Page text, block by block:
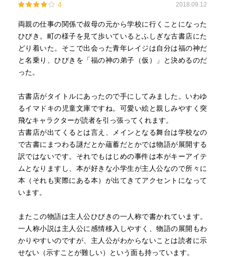
4 2018.09.12
両親の仕事の関係で叔母の元から学校に行くことになった
ひびき。町の様子を見て歩いているとふしぎな古書店にた
どり着いた。そこで出会った青年レイジは自分は福の神だ
と名乗り、ひびきを「福の神の弟子（仮）」と決めるのだ
った。
古書店がタイトルにあったので手にしてみました。いわゆ
るイマドキの児童文庫ですね。可愛い絵と親しみやすく突
飛なキャラクターが読者を引っ張ってくれます。
古書店が出てくるとは言え、メインとなる舞台は学校なの
で古書にまつわる謎だとか蘊蓄だとかでは物語が展開する
訳ではないです。それでもはじめの事件は本がキーアイテ
ムとなりますし、本が好きな小学生が主人公なので所々に
本（それも実際にある本）が出てきてアクセントになって
います。
またこの物語は主人公ひびきの一人称で書かれています。
一人称小説は主人公に感情移入しやすく、物語の展開もわ
かりやすいのですが、主人公がわからないことは読者に示
せない（示すことが難しい）という面も持っています。